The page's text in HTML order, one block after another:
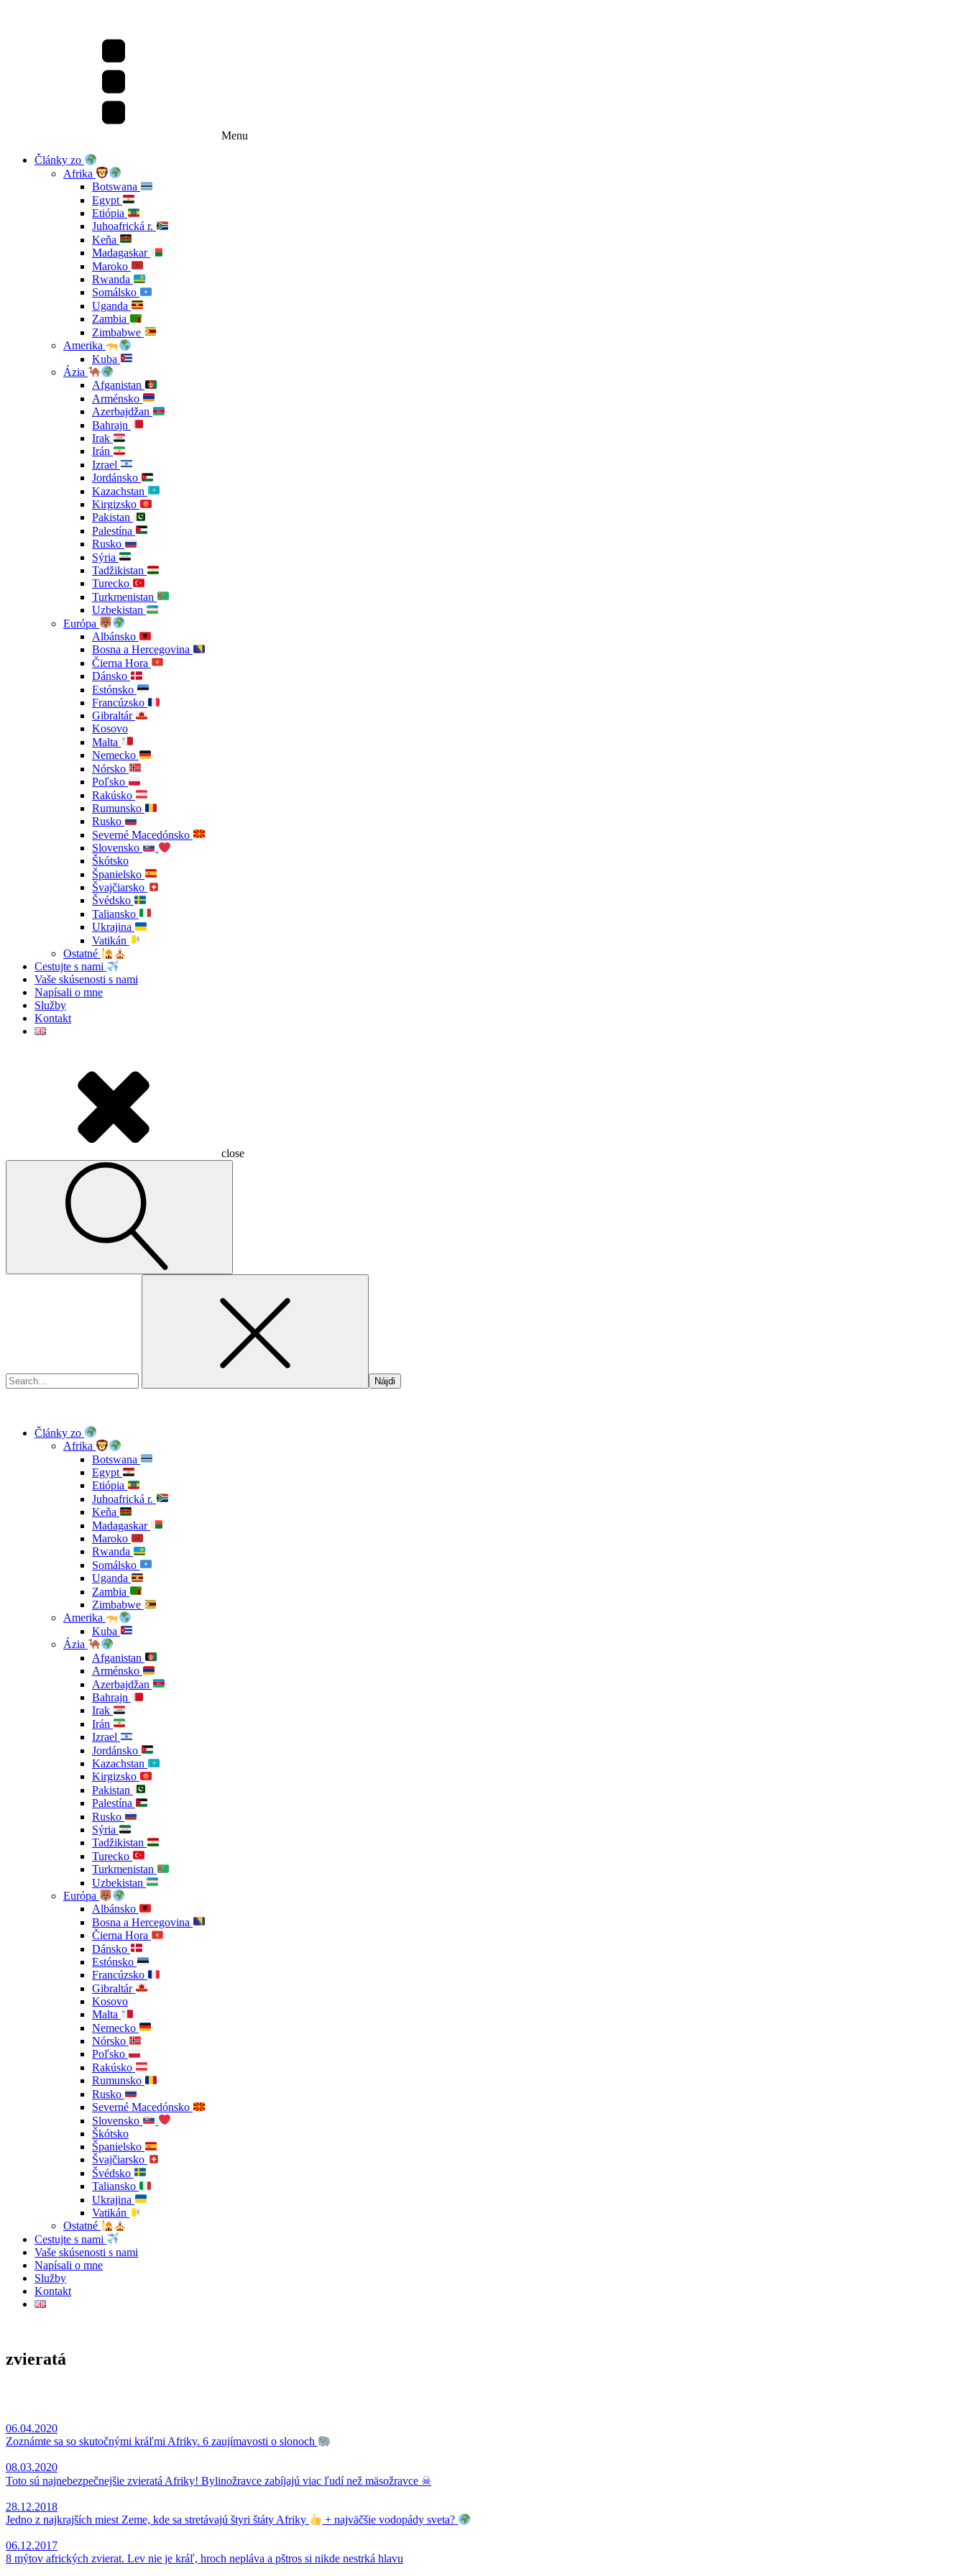
Menu
Články zo
Afrika
Botswana
Egypt
Etiópia
Juhoafrická r.
Keňa
Madagaskar
Maroko
Rwanda
Somálsko
Uganda
Zambia
Zimbabwe
Amerika
Kuba
Ázia
Afganistan
Arménsko
Azerbajdžan
Bahrajn
Irak
Irán
Izrael
Jordánsko
Kazachstan
Kirgizsko
Pakistan
Palestína
Rusko
Sýria
Tadžikistan
Turecko
Turkmenistan
Uzbekistan
Európa
Albánsko
Bosna a Hercegovina
Čierna Hora
Dánsko
Estónsko
Francúzsko
Gibraltár
Kosovo
Malta
Nemecko
Nórsko
Poľsko
Rakúsko
Rumunsko
Rusko
Severné Macedónsko
Slovensko
Škótsko
Španielsko
Švajčiarsko
Švédsko
Taliansko
Ukrajina
Vatikán
Ostatné
Cestujte s nami
Vaše skúsenosti s nami
Napísali o mne
Služby
Kontakt
close
Články zo
Afrika
Botswana
Egypt
Etiópia
Juhoafrická r.
Keňa
Madagaskar
Maroko
Rwanda
Somálsko
Uganda
Zambia
Zimbabwe
Amerika
Kuba
Ázia
Afganistan
Arménsko
Azerbajdžan
Bahrajn
Irak
Irán
Izrael
Jordánsko
Kazachstan
Kirgizsko
Pakistan
Palestína
Rusko
Sýria
Tadžikistan
Turecko
Turkmenistan
Uzbekistan
Európa
Albánsko
Bosna a Hercegovina
Čierna Hora
Dánsko
Estónsko
Francúzsko
Gibraltár
Kosovo
Malta
Nemecko
Nórsko
Poľsko
Rakúsko
Rumunsko
Rusko
Severné Macedónsko
Slovensko
Škótsko
Španielsko
Švajčiarsko
Švédsko
Taliansko
Ukrajina
Vatikán
Ostatné
Cestujte s nami
Vaše skúsenosti s nami
Napísali o mne
Služby
Kontakt
zvieratá
06.04.2020
Zoznámte sa so skutočnými kráľmi Afriky. 6 zaujímavosti o slonoch
08.03.2020
Toto sú najnebezpečnejšie zvieratá Afriky! Bylinožravce zabíjajú viac ľudí než mäsožravce ☠
28.12.2018
Jedno z najkrajších miest Zeme, kde sa stretávajú štyri štáty Afriky
+ najväčšie vodopády sveta?
06.12.2017
8 mýtov afrických zvierat. Lev nie je kráľ, hroch nepláva a pštros si nikde nestrká hlavu